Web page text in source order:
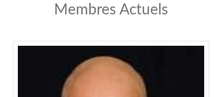
Membres Actuels